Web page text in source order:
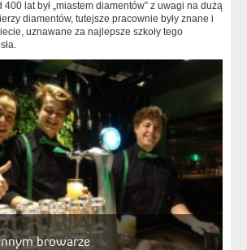
lat był „miastem diamentów” z uwagi na dużą
diamentów, tutejsze pracownie były znane i
uznawane za najlepsze szkoły tego
browarze